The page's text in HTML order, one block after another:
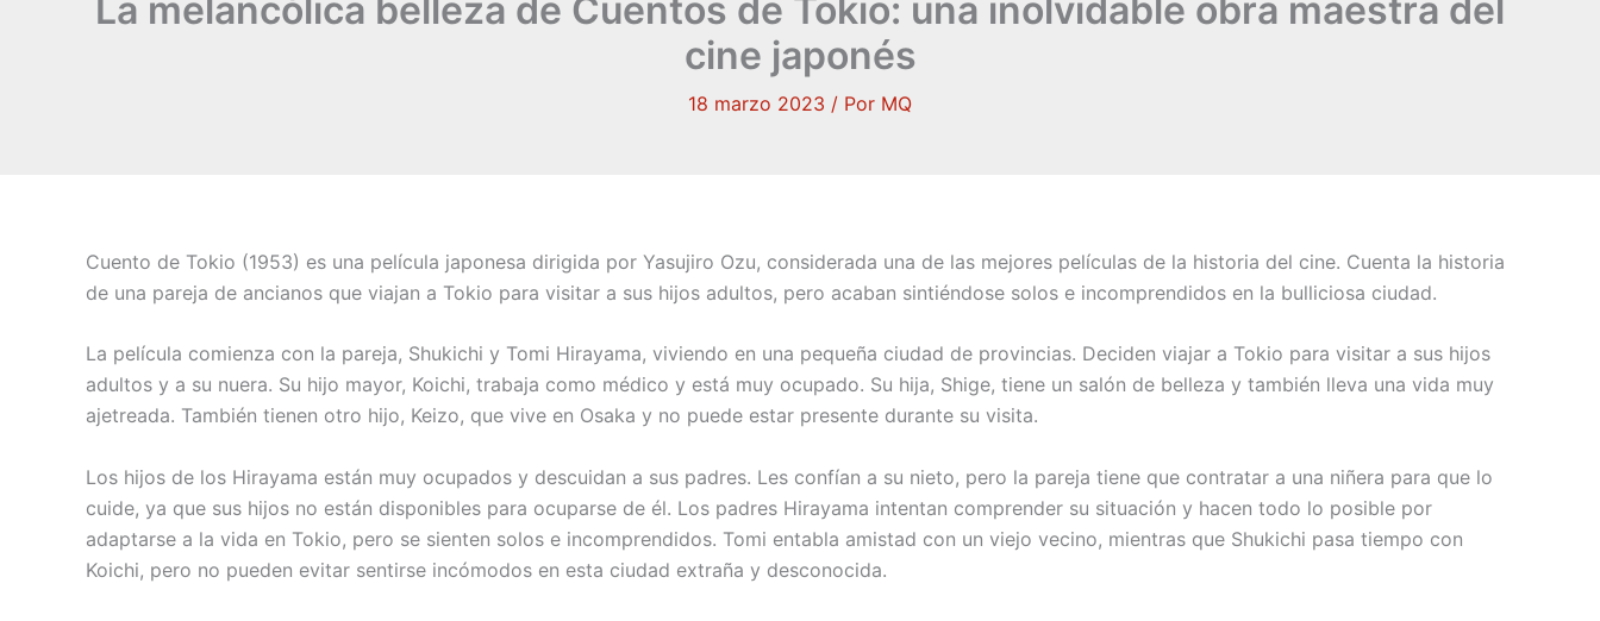
La melancólica belleza de Cuentos de Tokio: una inolvidable obra maestra del
cine japonés
18 marzo 2023 / Por MQ
Cuento de Tokio (1953) es una película japonesa dirigida por Yasujiro Ozu, considerada una de las mejores películas de la historia del cine. Cuenta la historia
de una pareja de ancianos que viajan a Tokio para visitar a sus hijos adultos, pero acaban sintiéndose solos e incomprendidos en la bulliciosa ciudad.
La película comienza con la pareja, Shukichi y Tomi Hirayama, viviendo en una pequeña ciudad de provincias. Deciden viajar a Tokio para visitar a sus hijos
adultos y a su nuera. Su hijo mayor, Koichi, trabaja como médico y está muy ocupado. Su hija, Shige, tiene un salón de belleza y también lleva una vida muy
ajetreada. También tienen otro hijo, Keizo, que vive en Osaka y no puede estar presente durante su visita.
Los hijos de los Hirayama están muy ocupados y descuidan a sus padres. Les confían a su nieto, pero la pareja tiene que contratar a una niñera para que lo
cuide, ya que sus hijos no están disponibles para ocuparse de él. Los padres Hirayama intentan comprender su situación y hacen todo lo posible por
adaptarse a la vida en Tokio, pero se sienten solos e incomprendidos. Tomi entabla amistad con un viejo vecino, mientras que Shukichi pasa tiempo con
Koichi, pero no pueden evitar sentirse incómodos en esta ciudad extraña y desconocida.